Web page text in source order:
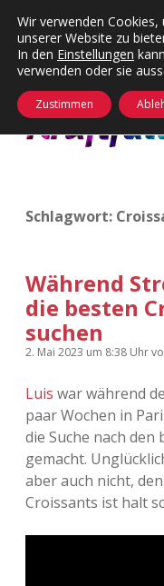
Schlagwort:
Während
die besten
suchen
2. Mai 2023 um 8:38 Uhr
Luis war während
paar Wochen in
die Suche nach
gemacht.
aber auch nicht,
Croissants ist halt
Wir verwenden
unserer Website zu
In den Einstellungen
verwenden oder sie
Zustimmen